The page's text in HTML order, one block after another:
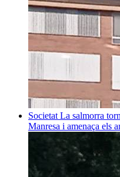
Societat La salmorra
Manresa i amenaça els